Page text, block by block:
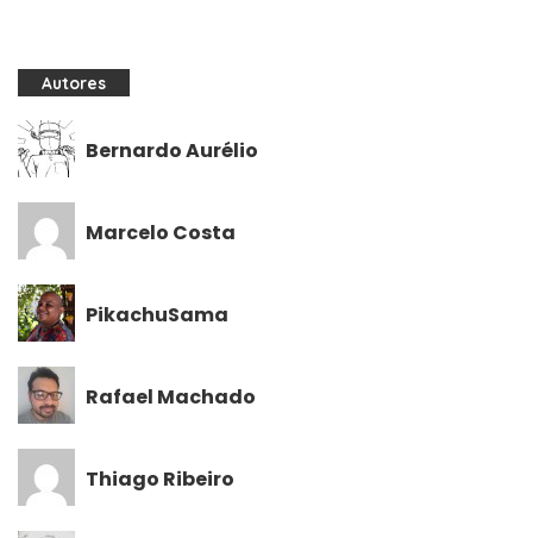
Autores
Bernardo Aurélio
Marcelo Costa
PikachuSama
Rafael Machado
Thiago Ribeiro